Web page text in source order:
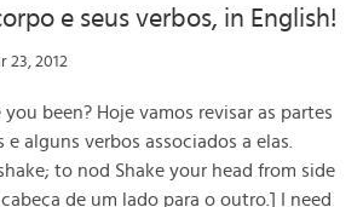
e seus verbos, in English!
23, 2012
you been? Hoje vamos revisar as partes
alguns verbos associados a elas.
to nod Shake your head from side
de um lado para o outro.] I need